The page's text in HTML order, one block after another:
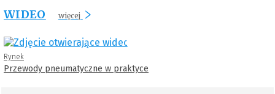
WIDEO więcej
Rynek
Przewody pneumatyczne w praktyce